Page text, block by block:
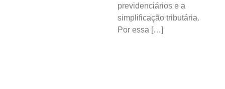
previdenciários e a
simplificação tributária.
Por essa […]